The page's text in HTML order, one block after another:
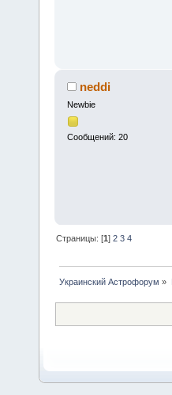
neddi
Newbie
Сообщений: 20
Страницы: [1]2 3 4
Украинский Астрофорум »